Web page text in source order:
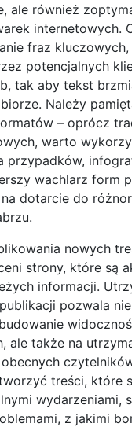
ale również
internetowych.
fraz
potencjalnych
tak aby tekst
Należy
– oprócz
warto
przypadków,
wachlarz form
dotarcie do
nowych
strony, które są
informacji.
pozwala
ale także na
treści, które
wydarzeniami,
z jakimi